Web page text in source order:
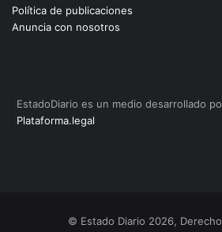
Política de publicaciones
Anuncia con nosotros
EstadoDiario es un medio desarrollado
Plataforma.legal
© Estado Diario 2026,